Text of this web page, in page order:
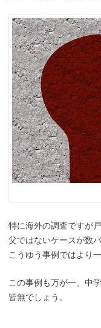
特に海外の調査ですが
父ではないケースが数
こうゆう事例ではより
この事例も万が一、中
皆無でしょう。